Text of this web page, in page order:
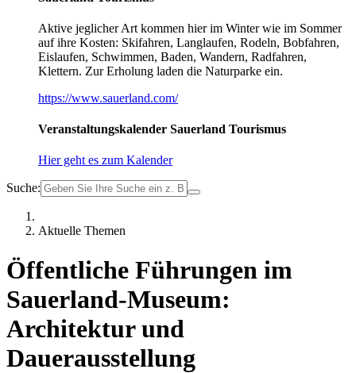
Aktive jeglicher Art kommen hier im Winter wie im Sommer
auf ihre Kosten: Skifahren, Langlaufen, Rodeln, Bobfahren,
Eislaufen, Schwimmen, Baden, Wandern, Radfahren,
Klettern. Zur Erholung laden die Naturparke ein.
https://www.sauerland.com/
Veranstaltungskalender Sauerland Tourismus
Hier geht es zum Kalender
Suche:
Aktuelle Themen
Öffentliche Führungen im
Sauerland-Museum:
Architektur und
Dauerausstellung